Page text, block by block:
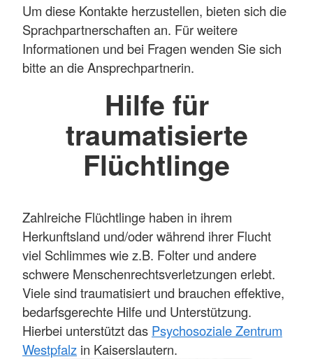
Um diese Kontakte herzustellen, bieten sich die
Sprachpartnerschaften an. Für weitere
Informationen und bei Fragen wenden Sie sich
bitte an die Ansprechpartnerin.
Hilfe für
traumatisierte
Flüchtlinge
Zahlreiche Flüchtlinge haben in ihrem
Herkunftsland und/oder während ihrer Flucht
viel Schlimmes wie z.B. Folter und andere
schwere Menschenrechtsverletzungen erlebt.
Viele sind traumatisiert und brauchen effektive,
bedarfsgerechte Hilfe und Unterstützung.
Hierbei unterstützt das Psychosoziale Zentrum
Westpfalz in Kaiserslautern.